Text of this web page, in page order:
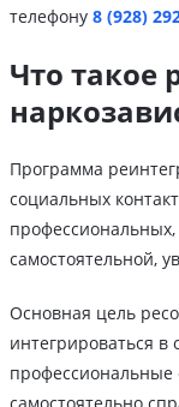
телефону 8 (928)
Что такое
Программа
социальных
самостоятельной,
Основная цель
интегрироваться
профессиональные